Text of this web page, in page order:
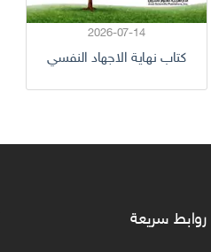
2026-07-14
كتاب نهاية الاجهاد النفسي
روابط سريعة